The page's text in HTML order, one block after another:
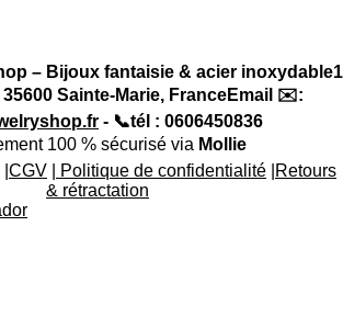
– Bijoux fantaisie & acier inoxydable1
35600 Sainte-Marie, FranceEmail ✉️:
- 📞tél : 0606450836
100 % sécurisé via Mollie
CGV Politique de confidentialité Retours
& rétractation